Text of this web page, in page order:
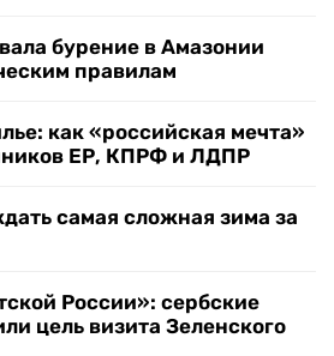
бурение в Амазонии
правилам
как «российская мечта»
ЕР, КПРФ и ЛДПР
самая сложная зима за
России»: сербские
цель визита Зеленского